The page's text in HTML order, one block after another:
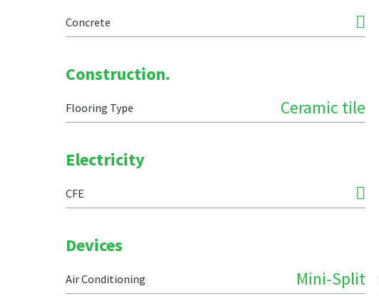
Concrete
Construction.
Flooring Type Ceramic tile
Electricity
CFE
Devices
Air Conditioning Mini-Split